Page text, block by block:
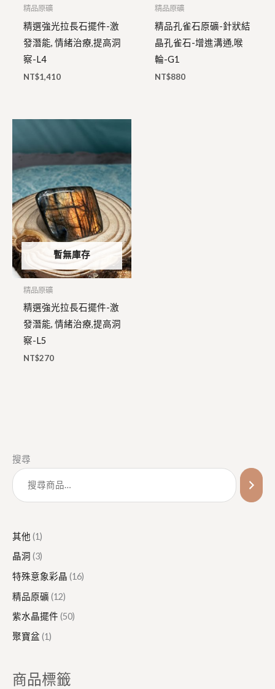
搜尋
其他 1
晶洞 3
特殊意象彩晶 16
精品原礦 12
紫水晶擺件 50
聚寶盆 1
商品標籤
精品原礦
精選強光拉長石擺件-激
發潛能, 情緒治療,提高洞
察-L4
NT$1,410
精品原礦
精品孔雀石原礦-針狀結
晶孔雀石-增進溝通,喉
輪-G1
NT$880
暫無庫存
精品原礦
精選強光拉長石擺件-激
發潛能, 情緒治療,提高洞
察-L5
NT$270